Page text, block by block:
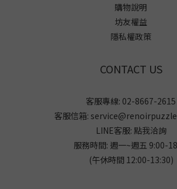
購物說明
坊友權益
隱私權政策
CONTACT US
客服專線: 02-8667-2615
客服信箱:
LINE客服: 點我洽詢
服務時間: 週一~週五 9:00-
(午休時間 12:00-13:30)